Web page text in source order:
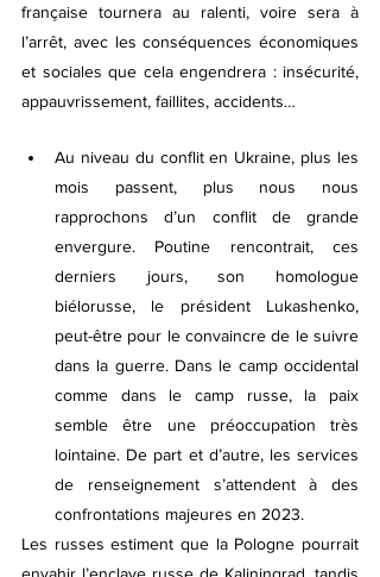
française tournera au ralenti, voire sera à
l’arrêt, avec les conséquences économiques
et sociales que cela engendrera : insécurité,
appauvrissement, faillites, accidents…
Au niveau du conflit en Ukraine, plus les
mois passent, plus nous nous
rapprochons d’un conflit de grande
envergure. Poutine rencontrait, ces
derniers jours, son homologue
biélorusse, le président Lukashenko,
peut-être pour le convaincre de le suivre
dans la guerre. Dans le camp occidental
comme dans le camp russe, la paix
semble être une préoccupation très
lointaine. De part et d’autre, les services
de renseignement s’attendent à des
confrontations majeures en 2023.
Les russes estiment que la Pologne pourrait